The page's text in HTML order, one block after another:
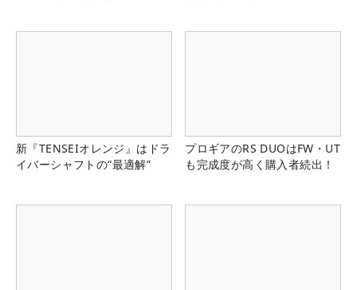
新『TENSEIオレンジ』はドラ
イバーシャフトの“最適解”
プロギアのRS DUOはFW・UT
も完成度が高く購入者続出！